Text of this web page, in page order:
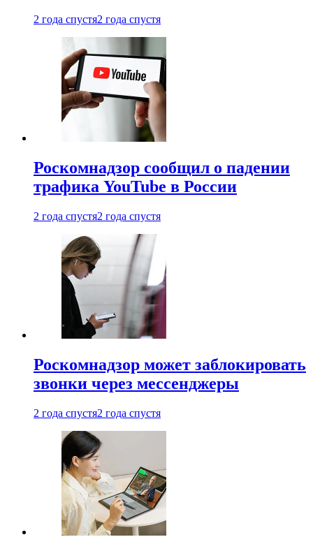
2 года спустя2 года спустя
Роскомнадзор сообщил о падении
трафика YouTube в России
2 года спустя2 года спустя
Роскомнадзор может заблокировать
звонки через мессенджеры
2 года спустя2 года спустя